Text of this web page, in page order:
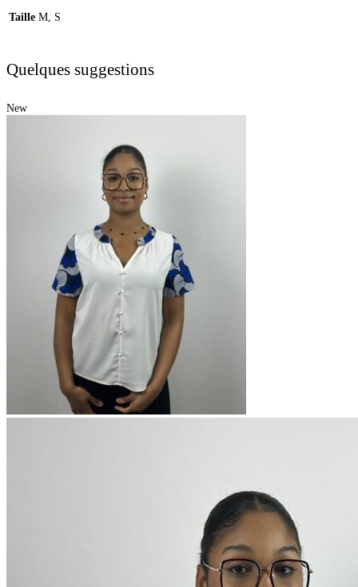
Taille M, S
Quelques suggestions
New